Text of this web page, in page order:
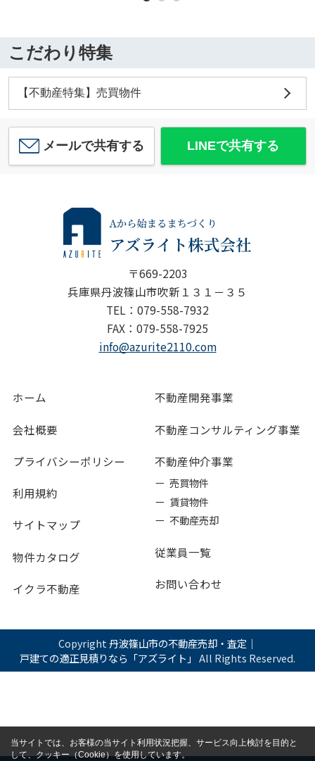
こだわり特集
【不動産特集】売買物件
メールで共有する LINEで共有する
〒669-2203
兵庫県丹波篠山市吹新１３１－３５
TEL：079-558-7932
FAX：079-558-7925
info@azurite2110.com
ホーム
会社概要
プライバシーポリシー
利用規約
サイトマップ
物件カタログ
イクラ不動産
不動産開発事業
不動産コンサルティング事業
不動産仲介事業
ー 売買物件
ー 賃貸物件
ー 不動産売却
従業員一覧
お問い合わせ
Copyright丹波篠山市の不動産売却・査定｜
戸建ての適正見積りなら「アズライト」 All Rights Reserved.
当サイトでは、お客様の当サイト利用状況把握、サービス向上検討を目的と
して、クッキー（Cookie）を使用しています。